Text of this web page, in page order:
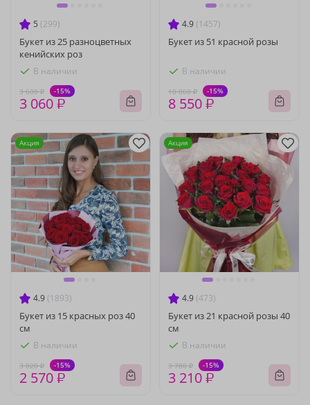
5 (299)
Букет из 25 разноцветных
кенийских роз
В наличии
3 600 ₽ -15%
3 060 ₽
4.9 (1457)
Букет из 51 красной розы
В наличии
10 060 ₽ -15%
8 550 ₽
4.9 (1893)
Букет из 15 красных роз 40
см
В наличии
3 020 ₽ -15%
2 570 ₽
Акция
4.9 (473)
Букет из 21 красной розы 40
см
В наличии
3 780 ₽ -15%
3 210 ₽
Акция